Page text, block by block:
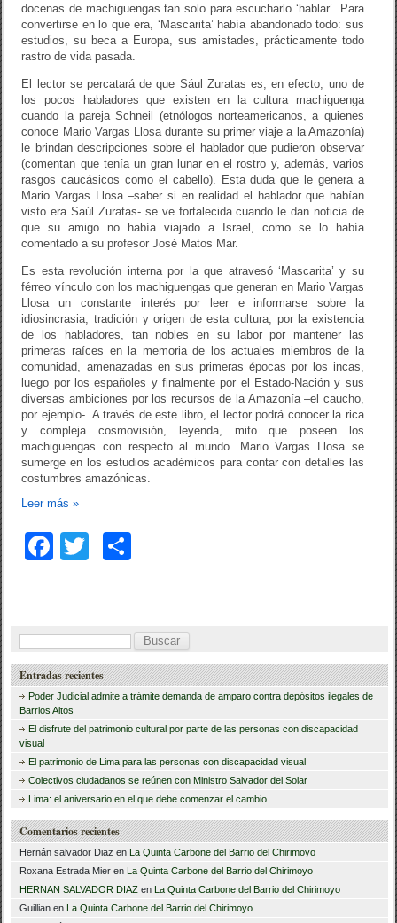
docenas de machiguengas tan solo para escucharlo ‘hablar’. Para
convertirse en lo que era, ‘Mascarita’ había abandonado todo: sus
estudios, su beca a Europa, sus amistades, prácticamente todo
rastro de vida pasada.
El lector se percatará de que Sául Zuratas es, en efecto, uno de
los pocos habladores que existen en la cultura machiguenga
cuando la pareja Schneil (etnólogos norteamericanos, a quienes
conoce Mario Vargas Llosa durante su primer viaje a la Amazonía)
le brindan descripciones sobre el hablador que pudieron observar
(comentan que tenía un gran lunar en el rostro y, además, varios
rasgos caucásicos como el cabello). Esta duda que le genera a
Mario Vargas Llosa –saber si en realidad el hablador que habían
visto era Saúl Zuratas- se ve fortalecida cuando le dan noticia de
que su amigo no había viajado a Israel, como se lo había
comentado a su profesor José Matos Mar.
Es esta revolución interna por la que atravesó ‘Mascarita’ y su
férreo vínculo con los machiguengas que generan en Mario Vargas
Llosa un constante interés por leer e informarse sobre la
idiosincrasia, tradición y origen de esta cultura, por la existencia
de los habladores, tan nobles en su labor por mantener las
primeras raíces en la memoria de los actuales miembros de la
comunidad, amenazadas en sus primeras épocas por los incas,
luego por los españoles y finalmente por el Estado-Nación y sus
diversas ambiciones por los recursos de la Amazonía –el caucho,
por ejemplo-. A través de este libro, el lector podrá conocer la rica
y compleja cosmovisión, leyenda, mito que poseen los
machiguengas con respecto al mundo. Mario Vargas Llosa se
sumerge en los estudios académicos para contar con detalles las
costumbres amazónicas.
Leer más»
F
e
b
o
o
er p
ar
tir
B
u
s
c
a
r
:
Entradas recientes
Poder Judicial admite a trámite demanda de amparo contra depósitos ilegales de
Barrios Altos
El disfrute del patrimonio cultural por parte de las personas con discapacidad
visual
El patrimonio de Lima para las personas con discapacidad visual
Colectivos ciudadanos se reúnen con Ministro Salvador del Solar
Lima: el aniversario en el que debe comenzar el cambio
Comentarios recientes
Hernán salvador Diaz en La Quinta Carbone del Barrio del Chirimoyo
Roxana Estrada Mier en La Quinta Carbone del Barrio del Chirimoyo
HERNAN SALVADOR DIAZ en La Quinta Carbone del Barrio del Chirimoyo
Guillian en La Quinta Carbone del Barrio del Chirimoyo